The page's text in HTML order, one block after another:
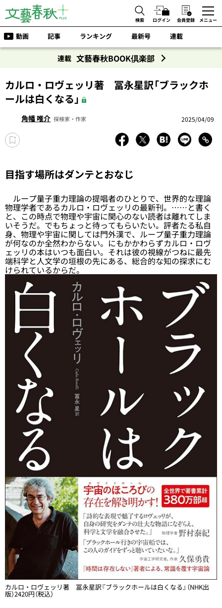
検索 ログイン 会員登録 メニュー
動画 記事 ランキング 最新号 連載
連載 文藝春秋BOOK倶楽部
カルロ・ロヴェッリ著 冨永星訳「ブラックホ
ールは白くなる」
角幡 唯介 探検家・作家 2025/04/09
目指す場所はダンテとおなじ
ループ量子重力理論の提唱者のひとりで、世界的な理論
物理学者であるカルロ・ロヴェッリの最新刊。……と書く
と、この時点で物理や宇宙に関心のない読者は離れてしま
いそうだ。でもちょっと待ってもらいたい。評者たる私自
身、物理や宇宙に関しては門外漢で、ループ量子重力理論
が何なのか全然わからない。にもかかわらずカルロ・ロヴ
ェッリの本はいつも面白い。それは彼の視線がつねに最先
端科学と人文学の垣根の先にある、総合的な知の探求にむ
けられているからだ。
カルロ・ロヴェッリ著 冨永星訳『ブラックホールは白くなる』（NHK出
版）2420円（税込）